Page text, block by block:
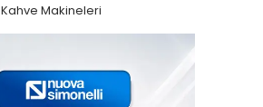
Kahve Makineleri